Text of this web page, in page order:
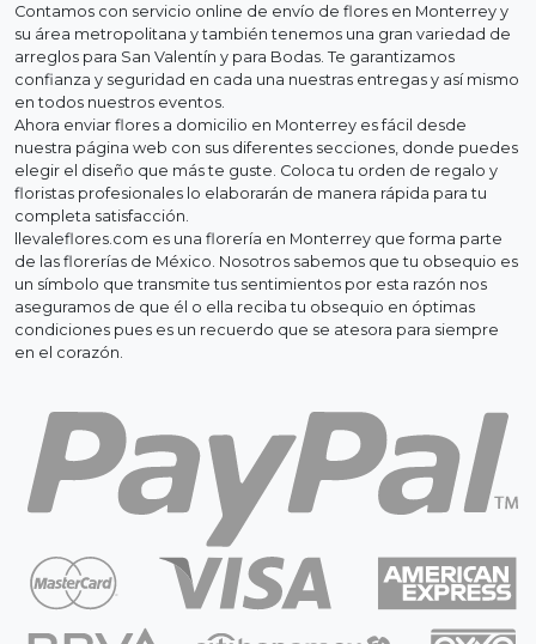
Contamos con servicio online de envío de flores en Monterrey y
su área metropolitana y también tenemos una gran variedad de
arreglos para San Valentín y para Bodas. Te garantizamos
confianza y seguridad en cada una nuestras entregas y así mismo
en todos nuestros eventos.
Ahora enviar flores a domicilio en Monterrey es fácil desde
nuestra página web con sus diferentes secciones, donde puedes
elegir el diseño que más te guste. Coloca tu orden de regalo y
floristas profesionales lo elaborarán de manera rápida para tu
completa satisfacción.
llevaleflores.com es una florería en Monterrey que forma parte
de las florerías de México. Nosotros sabemos que tu obsequio es
un símbolo que transmite tus sentimientos por esta razón nos
aseguramos de que él o ella reciba tu obsequio en óptimas
condiciones pues es un recuerdo que se atesora para siempre
en el corazón.